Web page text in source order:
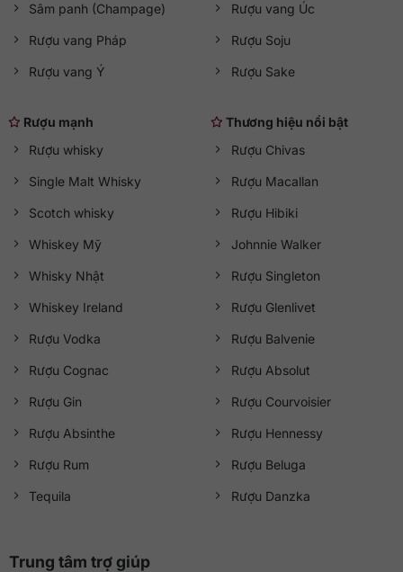
Sâm panh (Champage)
Rượu vang Pháp
Rượu vang Ý
Rượu vang Úc
Rượu Soju
Rượu Sake
Rượu mạnh
Rượu whisky
Single Malt Whisky
Scotch whisky
Whiskey Mỹ
Whisky Nhật
Whiskey Ireland
Rượu Vodka
Rượu Cognac
Rượu Gin
Rượu Absinthe
Rượu Rum
Tequila
Thương hiệu nổi bật
Rượu Chivas
Rượu Macallan
Rượu Hibiki
Johnnie Walker
Rượu Singleton
Rượu Glenlivet
Rượu Balvenie
Rượu Absolut
Rượu Courvoisier
Rượu Hennessy
Rượu Beluga
Rượu Danzka
Trung tâm trợ giúp